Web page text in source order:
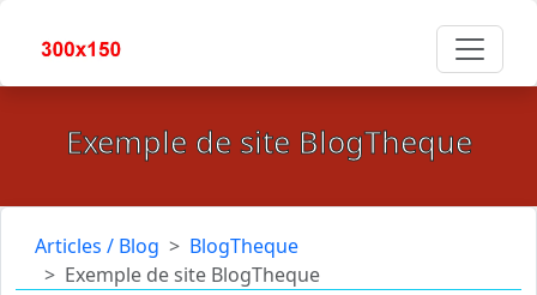
Exemple de site BlogTheque
Articles / Blog
BlogTheque
Exemple de site BlogTheque